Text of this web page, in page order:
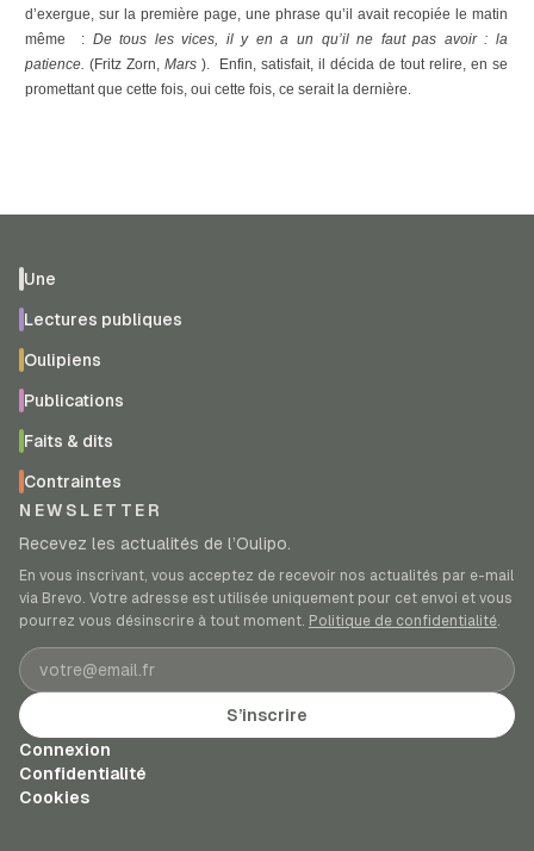
d’exergue, sur la première page, une phrase qu’il avait recopiée le matin
même
: De tous les vices, il y en a un qu’il ne faut pas avoir : la
patience. (Fritz Zorn, Mars ).
Enfin, satisfait, il décida de tout relire, en se
promettant que cette fois, oui cette fois, ce serait la dernière.
Une
Lectures publiques
Oulipiens
Publications
Faits & dits
Contraintes
NEWSLETTER
Recevez les actualités de l’Oulipo.
En vous inscrivant, vous acceptez de recevoir nos actualités par e-mail
via Brevo. Votre adresse est utilisée uniquement pour cet envoi et vous
pourrez vous désinscrire à tout moment. Politique de confidentialité.
Adresse e-mail
S’inscrire
Connexion
Confidentialité
Cookies